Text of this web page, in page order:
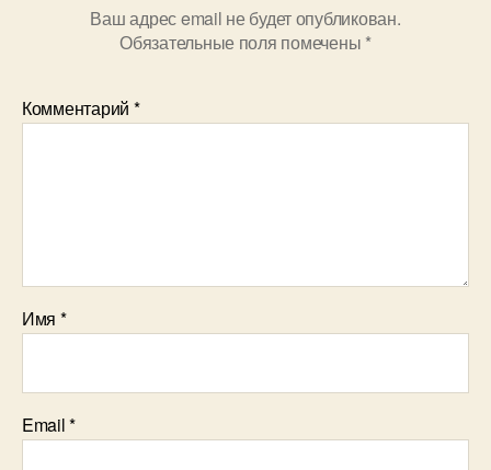
Ваш адрес email не будет опубликован.
Обязательные поля помечены *
Комментарий *
Имя *
Email*